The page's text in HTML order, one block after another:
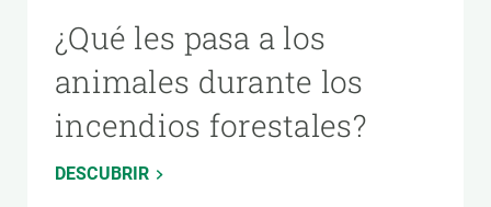
¿Qué les pasa a los
animales durante los
incendios forestales?
DESCUBRIR